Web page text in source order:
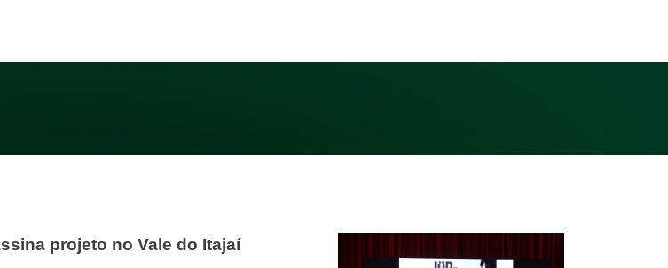
projeto no Vale do Itajaí